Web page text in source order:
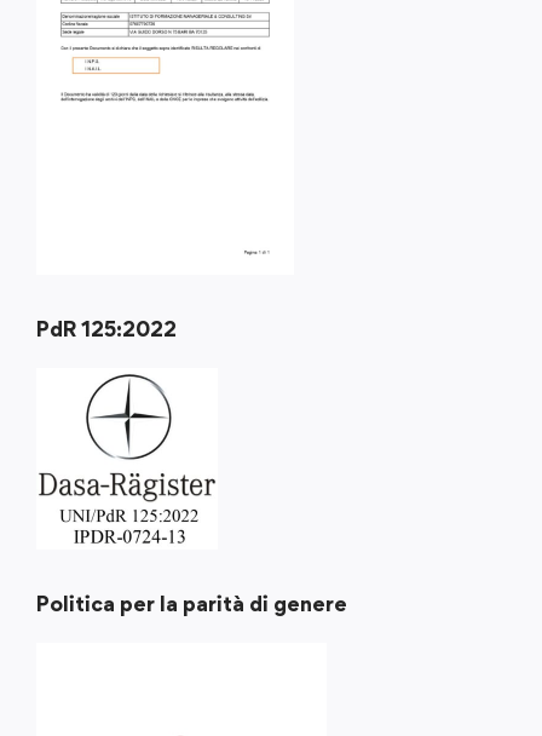
PdR 125:2022
Politica per la parità di genere